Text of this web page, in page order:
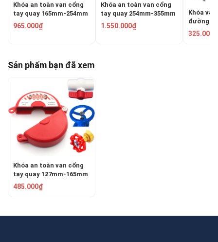
Khóa an toàn van cổng
tay quay 165mm-254mm
PROLOCKEY SGVL04
965.000₫
Khóa an toàn van cổng
tay quay 254mm-355mm
PROLOCKEY SGVL05
1.550.000₫
Khóa
đường
127mm
325.000₫
Sản phẩm bạn đã xem
Khóa an toàn van cổng
tay quay 127mm-165mm
PROLOCKEY SGVL03
485.000₫